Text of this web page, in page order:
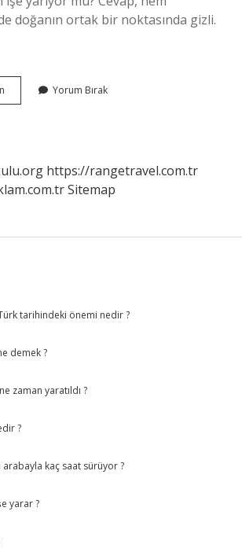
doğanın ortak bir noktasında gizli.
Ağaçlara
hangi
Yorum Bırak
https://rangetravel.com.tr
Sitemap
tarihindeki önemi nedir ?
demek ?
zaman yaratıldı ?
?
arabayla kaç saat sürüyor ?
yarar ?